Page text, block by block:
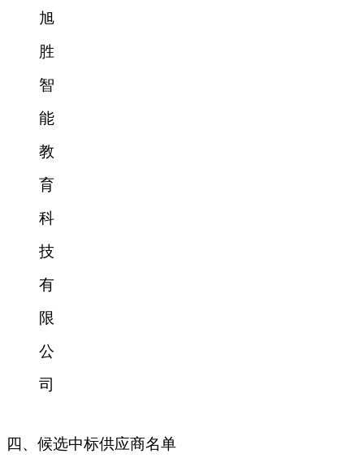
旭
胜
智
能
教
育
科
技
有
限
公
司
四、候选中标供应商名单